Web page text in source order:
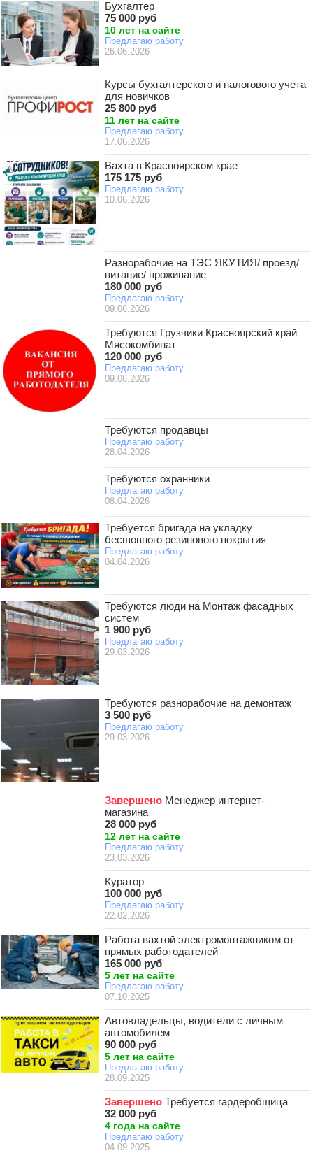
Бухгалтер
75 000 руб
10 лет на сайте
Предлагаю работу
26.06.2026
Курсы бухгалтерского и налогового учета
для новичков
25 800 руб
11 лет на сайте
Предлагаю работу
17.06.2026
Вахта в Красноярском крае
175 175 руб
Предлагаю работу
10.06.2026
Разнорабочие на ТЭС ЯКУТИЯ/ проезд/
питание/ проживание
180 000 руб
Предлагаю работу
09.06.2026
Требуются Грузчики Красноярский край
Мясокомбинат
120 000 руб
Предлагаю работу
09.06.2026
Требуются продавцы
Предлагаю работу
28.04.2026
Требуются охранники
Предлагаю работу
08.04.2026
Требуется бригада на укладку
бесшовного резинового покрытия
Предлагаю работу
04.04.2026
Требуются люди на Монтаж фасадных
систем
1 900 руб
Предлагаю работу
29.03.2026
Требуются разнорабочие на демонтаж
3 500 руб
Предлагаю работу
29.03.2026
Завершено Менеджер интернет-
магазина
28 000 руб
12 лет на сайте
Предлагаю работу
23.03.2026
Куратор
100 000 руб
Предлагаю работу
22.02.2026
Работа вахтой электромонтажником от
прямых работодателей
165 000 руб
5 лет на сайте
Предлагаю работу
07.10.2025
Автовладельцы, водители с личным
автомобилем
90 000 руб
5 лет на сайте
Предлагаю работу
28.09.2025
Завершено Требуется гардеробщица
32 000 руб
4 года на сайте
Предлагаю работу
04.09.2025